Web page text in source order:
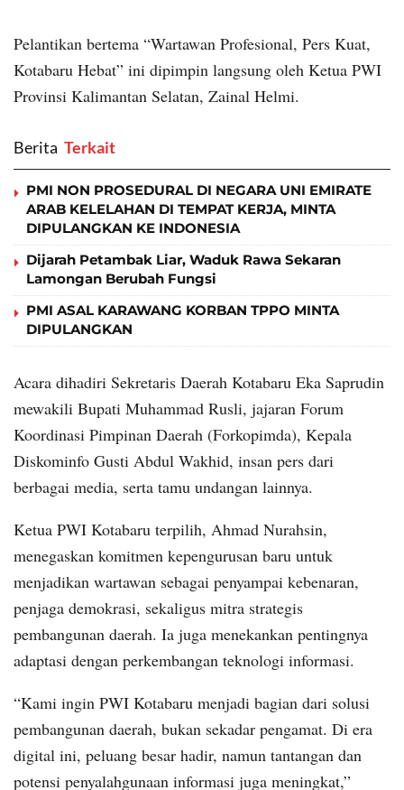
Pelantikan bertema “Wartawan Profesional, Pers Kuat,
Kotabaru Hebat” ini dipimpin langsung oleh Ketua PWI
Provinsi Kalimantan Selatan, Zainal Helmi.
Berita ‎ Terkait
PMI NON PROSEDURAL DI NEGARA UNI EMIRATE
ARAB KELELAHAN DI TEMPAT KERJA, MINTA
DIPULANGKAN KE INDONESIA
Dijarah Petambak Liar, Waduk Rawa Sekaran
Lamongan Berubah Fungsi
PMI ASAL KARAWANG KORBAN TPPO MINTA
DIPULANGKAN
Acara dihadiri Sekretaris Daerah Kotabaru Eka Saprudin
mewakili Bupati Muhammad Rusli, jajaran Forum
Koordinasi Pimpinan Daerah (Forkopimda), Kepala
Diskominfo Gusti Abdul Wakhid, insan pers dari
berbagai media, serta tamu undangan lainnya.
Ketua PWI Kotabaru terpilih, Ahmad Nurahsin,
menegaskan komitmen kepengurusan baru untuk
menjadikan wartawan sebagai penyampai kebenaran,
penjaga demokrasi, sekaligus mitra strategis
pembangunan daerah. Ia juga menekankan pentingnya
adaptasi dengan perkembangan teknologi informasi.
“Kami ingin PWI Kotabaru menjadi bagian dari solusi
pembangunan daerah, bukan sekadar pengamat. Di era
digital ini, peluang besar hadir, namun tantangan dan
potensi penyalahgunaan informasi juga meningkat,”